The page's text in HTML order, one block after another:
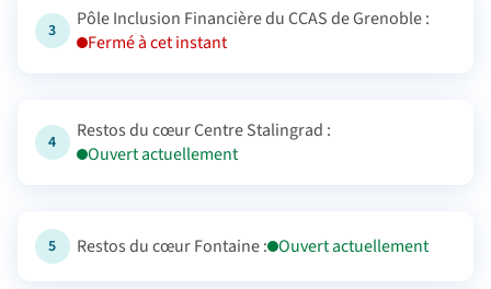
3
Pôle Inclusion Financière du CCAS de Grenoble :
Fermé à cet instant
4
Restos du cœur Centre Stalingrad :
Ouvert actuellement
5 Restos du cœur Fontaine : Ouvert actuellement